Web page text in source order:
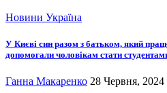
Новини Україна
У Києві син разом з батьком, який
допомогали чоловікам стати
Ганна Макаренко 28 Червня, 2024